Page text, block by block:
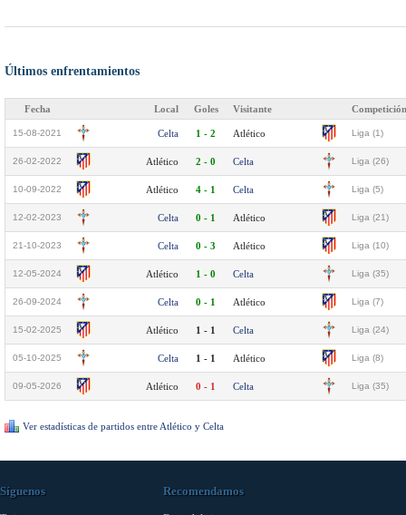
Últimos enfrentamientos
Fecha Local Goles Visitante Competición
15-08-2021 Celta 1 - 2 Atlético Liga (1)
26-02-2022 Atlético 2 - 0 Celta Liga (26)
10-09-2022 Atlético 4 - 1 Celta Liga (5)
12-02-2023 Celta 0 - 1 Atlético Liga (21)
21-10-2023 Celta 0 - 3 Atlético Liga (10)
12-05-2024 Atlético 1 - 0 Celta Liga (35)
26-09-2024 Celta 0 - 1 Atlético Liga (7)
15-02-2025 Atlético 1 - 1 Celta Liga (24)
05-10-2025 Celta 1 - 1 Atlético Liga (8)
09-05-2026 Atlético 0 - 1 Celta Liga (35)
Ver estadísticas de partidos entre Atlético y Celta
Síguenos Recomendamos